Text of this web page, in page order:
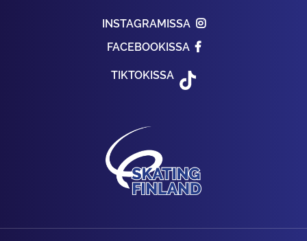
INSTAGRAMISSA
FACEBOOKISSA
TIKTOKISSA